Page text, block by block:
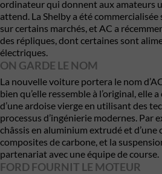
ordinateur qui donnent aux amateurs
attend. La Shelby a été commercialisée
sur certains marchés, et AC a
des répliques, dont certaines sont
électriques.
ON GARDE LE NOM
La nouvelle voiture portera le nom
bien qu’elle ressemble à l’original, elle
d’une ardoise vierge en utilisant des
processus d’ingénierie modernes. Par
châssis en aluminium extrudé et
composites de carbone, et la
partenariat avec une équipe de course.
FORD FOURNIT LE MOTEUR